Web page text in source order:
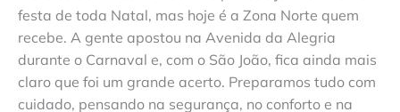
festa de toda Natal, mas hoje é a Zona Norte quem
recebe. A gente apostou na Avenida da Alegria
durante o Carnaval e, com o São João, fica ainda mais
claro que foi um grande acerto. Preparamos tudo com
cuidado, pensando na segurança, no conforto e na